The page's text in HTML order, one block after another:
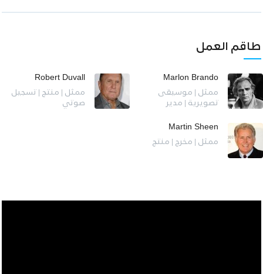
طاقم العمل
Marlon Brando
ممثل | موسيقى
تصويرية | مدير
Robert Duvall
ممثل | منتج | تسجيل
صوتي
Martin Sheen
ممثل | مخرج | منتج